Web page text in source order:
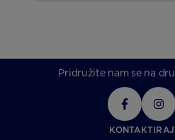
Pridružite nam se na